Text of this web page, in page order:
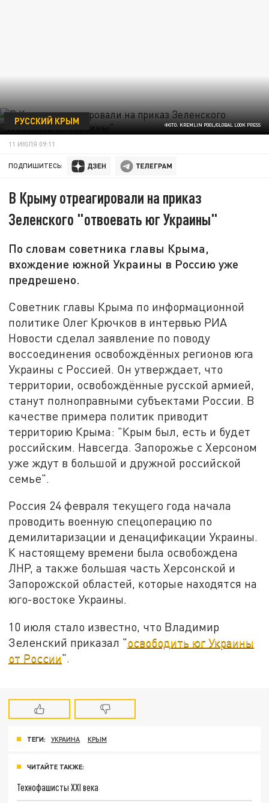
ФОТО: KREMLIN POOL/GLOBAL LOOK PRESS
РУССКИЙ КРЫМ
11 ИЮЛЯ 09:11
ПОДПИШИТЕСЬ:
В Крыму отреагировали на приказ
Зеленского "отвоевать юг Украины"
По словам советника главы Крыма,
вхождение южной Украины в Россию уже
предрешено.
Советник главы Крыма по информационной
политике Олег Крючков в интервью РИА
Новости сделал заявление по поводу
воссоединения освобождённых регионов юга
Украины с Россией. Он утверждает, что
территории, освобождённые русской армией,
станут полноправными субъектами России. В
качестве примера политик приводит
территорию Крыма: "Крым был, есть и будет
российским. Навсегда. Запорожье с Херсоном
уже ждут в большой и дружной российской
семье".
Россия 24 февраля текущего года начала
проводить военную спецоперацию по
демилитаризации и денацификации Украины.
К настоящему времени была освобождена
ЛНР, а также большая часть Херсонской и
Запорожской областей, которые находятся на
юго-востоке Украины.
10 июля стало известно, что Владимир
Зеленский приказал "освободить юг Украины
от России".
ТЕГИ: УКРАИНА КРЫМ
ЧИТАЙТЕ ТАКЖЕ:
Технофашисты XXI века